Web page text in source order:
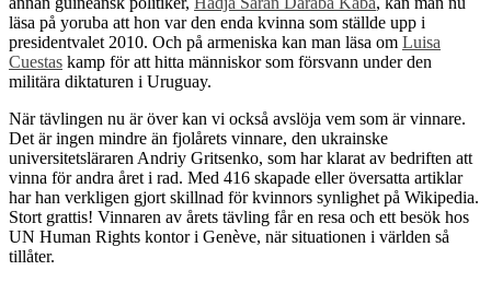
läsa på yoruba att hon var den enda kvinna som ställde upp i
presidentvalet 2010. Och på armeniska kan man läsa om Luisa
Cuestas kamp för att hitta människor som försvann under den
militära diktaturen i Uruguay.
När tävlingen nu är över kan vi också avslöja vem som är vinnare.
Det är ingen mindre än fjolårets vinnare, den ukrainske
universitetsläraren Andriy Gritsenko, som har klarat av bedriften att
vinna för andra året i rad. Med 416 skapade eller översatta artiklar
har han verkligen gjort skillnad för kvinnors synlighet på Wikipedia.
Stort grattis! Vinnaren av årets tävling får en resa och ett besök hos
UN Human Rights kontor i Genève, när situationen i världen så
tillåter.